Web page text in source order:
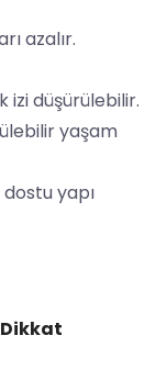
azalır.
izi düşürülebilir.
yaşam
yapı
Dikkat